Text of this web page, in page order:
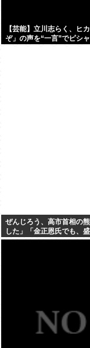
【芸能】立川志らく、ヒ
ぞ」の声を“一言”でピシ
ぜんじろう、高市首相の
した」「金正恩氏でも、